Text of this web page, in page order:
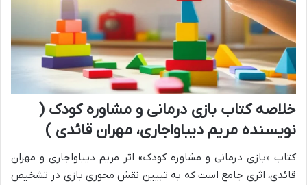
خلاصه کتاب بازی درمانی و مشاوره کودک (
نویسنده مریم دیباواجاری، مهران قائدی )
کتاب «بازی درمانی و مشاوره کودک» اثر مریم دیباواجاری و مهران
قائدی، اثری جامع است که به تبیین نقش محوری بازی در تشخیص